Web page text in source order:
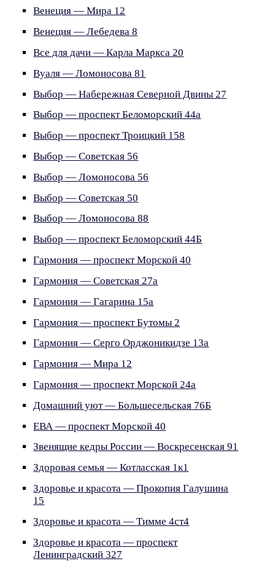
Венеция — Мира 12
Венеция — Лебедева 8
Все для дачи — Карла Маркса 20
Вуаля — Ломоносова 81
Выбор — Набережная Северной Двины 27
Выбор — проспект Беломорский 44а
Выбор — проспект Троицкий 158
Выбор — Советская 56
Выбор — Ломоносова 56
Выбор — Советская 50
Выбор — Ломоносова 88
Выбор — проспект Беломорский 44Б
Гармония — проспект Морской 40
Гармония — Советская 27а
Гармония — Гагарина 15а
Гармония — проспект Бутомы 2
Гармония — Серго Орджоникидзе 13а
Гармония — Мира 12
Гармония — проспект Морской 24а
Домашний уют — Большесельская 76Б
ЕВА — проспект Морской 40
Звенящие кедры России — Воскресенская 91
Здоровая семья — Котласская 1к1
Здоровье и красота — Прокопия Галушина
15
Здоровье и красота — Тимме 4ст4
Здоровье и красота — проспект
Ленинградский 327